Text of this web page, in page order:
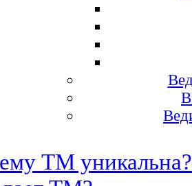
ТМ уникальна?